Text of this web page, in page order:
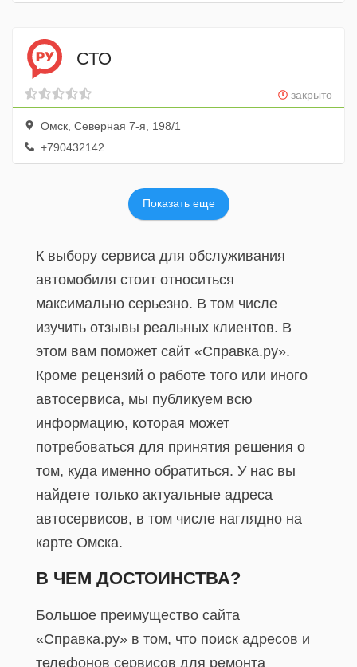
СТО
закрыто
Омск, Северная 7-я, 198/1
+790432142...
Показать еще
К выбору сервиса для обслуживания
автомобиля стоит относиться
максимально серьезно. В том числе
изучить отзывы реальных клиентов. В
этом вам поможет сайт «Справка.ру».
Кроме рецензий о работе того или иного
автосервиса, мы публикуем всю
информацию, которая может
потребоваться для принятия решения о
том, куда именно обратиться. У нас вы
найдете только актуальные адреса
автосервисов, в том числе наглядно на
карте Омска.
В ЧЕМ ДОСТОИНСТВА?
Большое преимущество сайта
«Справка.ру» в том, что поиск адресов и
телефонов сервисов для ремонта